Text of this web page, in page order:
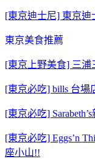
[東京迪士尼] 東京迪
東京美食推薦
[東京上野美食] 三浦
[東京必吃] bills 台場
[東京必吃]
[東京必吃] Eggs’n
座小山!!